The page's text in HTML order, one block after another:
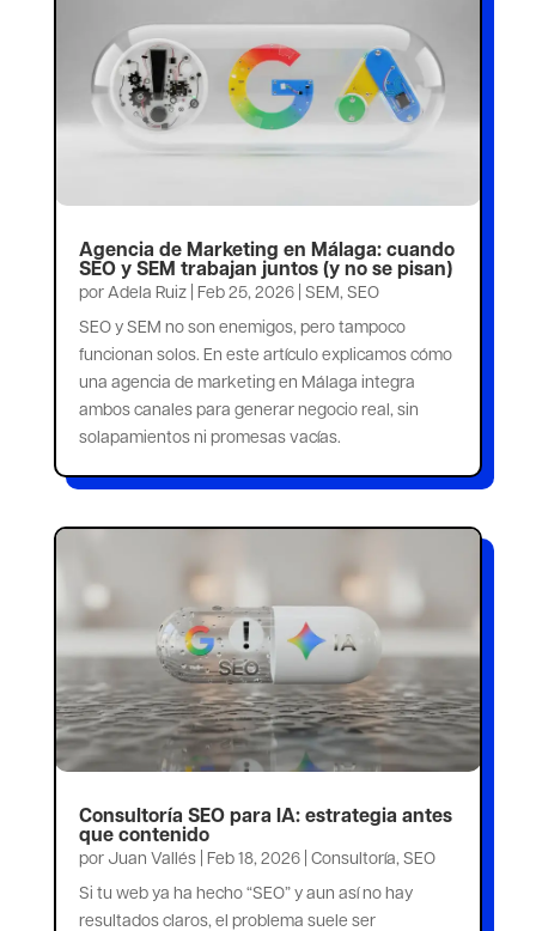
Agencia de Marketing en Málaga: cuando
SEO y SEM trabajan juntos (y no se pisan)
por Adela Ruiz| Feb 25, 2026| SEM, SEO
SEO y SEM no son enemigos, pero tampoco
funcionan solos. En este artículo explicamos cómo
una agencia de marketing en Málaga integra
ambos canales para generar negocio real, sin
solapamientos ni promesas vacías.
Consultoría SEO para IA: estrategia antes
que contenido
por Juan Vallés| Feb 18, 2026| Consultoría, SEO
Si tu web ya ha hecho “SEO” y aun así no hay
resultados claros, el problema suele ser